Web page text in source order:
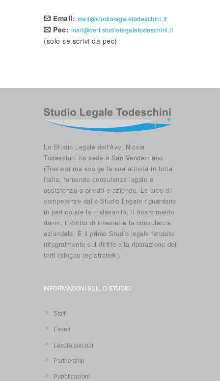
Email: mail@studiolegaletodeschini.it
Pec: mail@cert.studiolegaletodeschini.it
(solo se scrivi da pec)
Lo Studio Legale dell'Avv. Nicola
Todeschini ha sede a San Vendemiano
(Treviso) ma svolge la sua attività in tutta
Italia, fornendo consulenza legale e
assistenza a privati e aziende. Le aree di
competenze dallo Studio Legale riguardano
in particolare la malasanità, il risarcimento
danni, il diritto di internet e la consulenza
aziendale. È il primo Studio legale fondato
integralmente sul diritto alla riparazione dei
torti (slogan registrato®).
INFORMAZIONI SULLO STUDIO
Staff
Eventi
Lavora con noi
Partnership
Pubblicazioni